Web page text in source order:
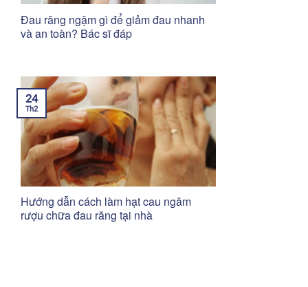
Đau răng ngậm gì để giảm đau nhanh
và an toàn? Bác sĩ đáp
Hướng dẫn cách làm hạt cau ngâm
rượu chữa đau răng tại nhà
24
Th2